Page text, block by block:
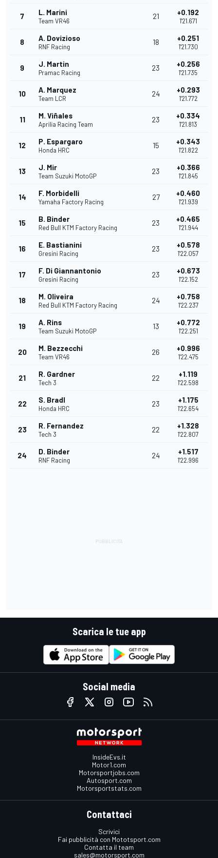
7 L. Marini
Team VR46
21 +0.192
1'21.671
8 A. Dovizioso
RNF Racing
18 +0.251
1'21.730
9 J. Martin
Pramac Racing
23 +0.256
1'21.735
10 A. Marquez
Team LCR
24 +0.293
1'21.772
11 M. Viñales
Aprilia Racing Team
23 +0.334
1'21.813
12 P. Espargaro
Honda HRC
15 +0.343
1'21.822
13 J. Mir
Team Suzuki MotoGP
23 +0.366
1'21.845
14 F. Morbidelli
Yamaha Factory Racing
27 +0.460
1'21.939
15 B. Binder
Red Bull KTM Factory Racing
23 +0.465
1'21.944
16 E. Bastianini
Gresini Racing
23 +0.578
1'22.057
17 F. Di Giannantonio
Gresini Racing
23 +0.673
1'22.152
18 M. Oliveira
Red Bull KTM Factory Racing
24 +0.758
1'22.237
19 A. Rins
Team Suzuki MotoGP
13 +0.772
1'22.251
20 M. Bezzecchi
Team VR46
26 +0.996
1'22.475
21 R. Gardner
Tech 3
22 +1.119
1'22.598
22 S. Bradl
Honda HRC
23 +1.175
1'22.654
23 R. Fernandez
Tech 3
22 +1.328
1'22.807
24 D. Binder
RNF Racing
24 +1.517
1'22.996
Scarica le tue app
Social media
InsideEvs.it
Motor1.com
Motorsportjobs.com
Autosport.com
Motorsportstats.com
Contattaci
Scrivici
Fai pubblicità con Mototsport.com
Contatta il team
sales@motorsport.com